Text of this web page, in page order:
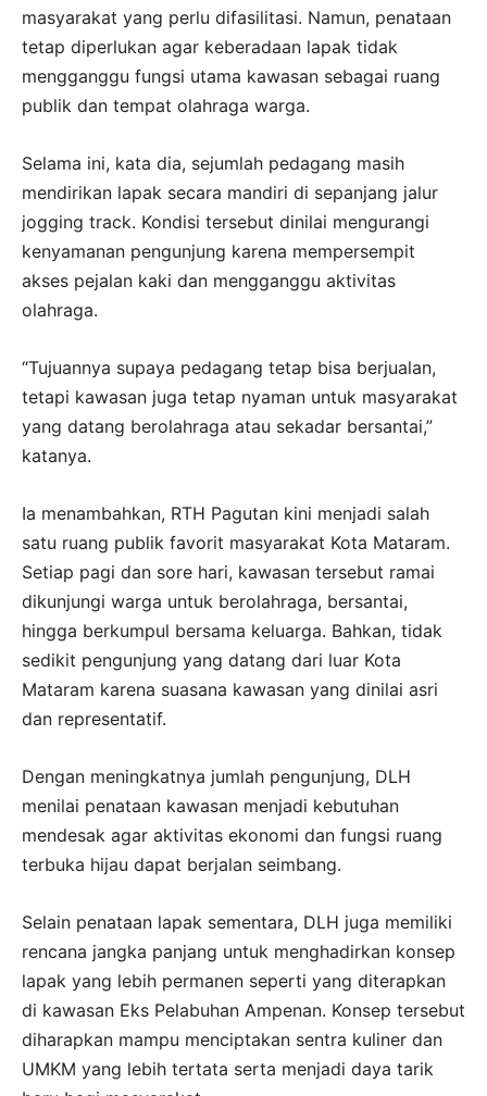
masyarakat yang perlu difasilitasi. Namun, penataan
tetap diperlukan agar keberadaan lapak tidak
mengganggu fungsi utama kawasan sebagai ruang
publik dan tempat olahraga warga.
Selama ini, kata dia, sejumlah pedagang masih
mendirikan lapak secara mandiri di sepanjang jalur
jogging track. Kondisi tersebut dinilai mengurangi
kenyamanan pengunjung karena mempersempit
akses pejalan kaki dan mengganggu aktivitas
olahraga.
“Tujuannya supaya pedagang tetap bisa berjualan,
tetapi kawasan juga tetap nyaman untuk masyarakat
yang datang berolahraga atau sekadar bersantai,”
katanya.
Ia menambahkan, RTH Pagutan kini menjadi salah
satu ruang publik favorit masyarakat Kota Mataram.
Setiap pagi dan sore hari, kawasan tersebut ramai
dikunjungi warga untuk berolahraga, bersantai,
hingga berkumpul bersama keluarga. Bahkan, tidak
sedikit pengunjung yang datang dari luar Kota
Mataram karena suasana kawasan yang dinilai asri
dan representatif.
Dengan meningkatnya jumlah pengunjung, DLH
menilai penataan kawasan menjadi kebutuhan
mendesak agar aktivitas ekonomi dan fungsi ruang
terbuka hijau dapat berjalan seimbang.
Selain penataan lapak sementara, DLH juga memiliki
rencana jangka panjang untuk menghadirkan konsep
lapak yang lebih permanen seperti yang diterapkan
di kawasan Eks Pelabuhan Ampenan. Konsep tersebut
diharapkan mampu menciptakan sentra kuliner dan
UMKM yang lebih tertata serta menjadi daya tarik